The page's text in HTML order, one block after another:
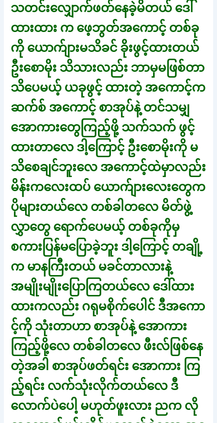
သတင်းလျှောက်ဖတ်နေခဲ့မိတယ် ဒေါ်
ထားထား က ဖေ့ဘွတ်အကောင့် တစ်ခု
ကို ယောက်ျားမသိခင် ခိုးဖွင့်ထားတယ်
ဦးစောမိုး သိသားလည်း ဘာမှမဖြစ်တာ
သိပေမယ့် ယခုဖွင့် ထားတဲ့ အကောင့်က
ဆက်စ် အကောင့် စာအုပ်နဲ့ တင်သမျှ
အောကားတွေကြည့်ဖို့ သက်သက် ဖွင့်
ထားတာလေ ဒါ့ကြောင့် ဦးစောမိုးကို မ
သိစေချင်ဘူးလေ အကောင့်ထဲမှာလည်း
မိန်းကလေးထပ် ယောက်ျားလေးတွေက
ပိုများတယ်လေ တစ်ခါတလေ မိတ်ဖွဲ့
လွှာတွေ ရောက်ပေမယ့် တစ်ခုကိုမှ
စကားပြန်မပြောခဲ့ဘူး ဒါ့ကြောင့် တချို့
က မာနကြီးတယ် မခင်တာလားနဲ့
အမျိုးမျိုးပြောကြတယ်လေ ဒေါ်ထား
ထားကလည်း ဂရုမစိုက်ပေါင် ဒီအကော
င့်ကို သုံးတာဟာ စာအုပ်နဲ့ အောကား
ကြည့်ဖို့လေ တစ်ခါတလေ ဖီးလ်ဖြစ်နေ
တဲ့အခါ စာအုပ်ဖတ်ရင်း အောကား ကြ
ည့်ရင်း လက်သုံးလိုက်တယ်လေ ဒီ
လောက်ပဲပေါ့ မဟုတ်ဖူးလား ညက လို